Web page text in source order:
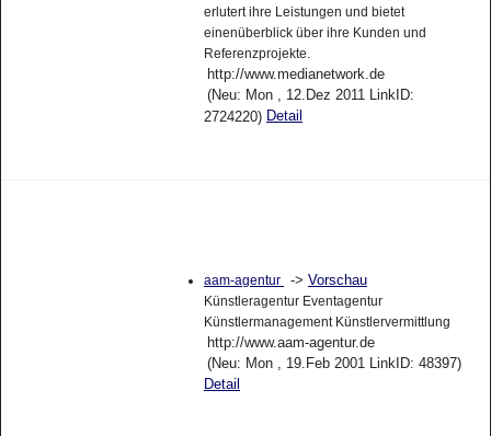
erlutert ihre Leistungen und bietet
einenüberblick über ihre Kunden und
Referenzprojekte.
http://www.medianetwork.de
(Neu: Mon , 12.Dez 2011 LinkID:
2724220) Detail
aam-agentur -> Vorschau
Künstleragentur Eventagentur
Künstlermanagement Künstlervermittlung
http://www.aam-agentur.de
(Neu: Mon , 19.Feb 2001 LinkID: 48397)
Detail